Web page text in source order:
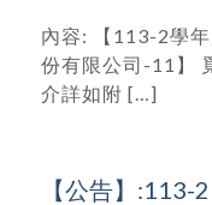
內容: 【113-2學
份有限公司-11】
介詳如附 […]
【公告】:113-